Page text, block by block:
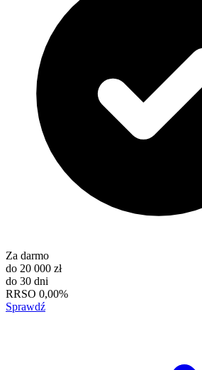
Za darmo
do 20 000 zł
do 30 dni
RRSO 0,00%
Sprawdź